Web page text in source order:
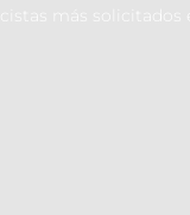
más solicitados